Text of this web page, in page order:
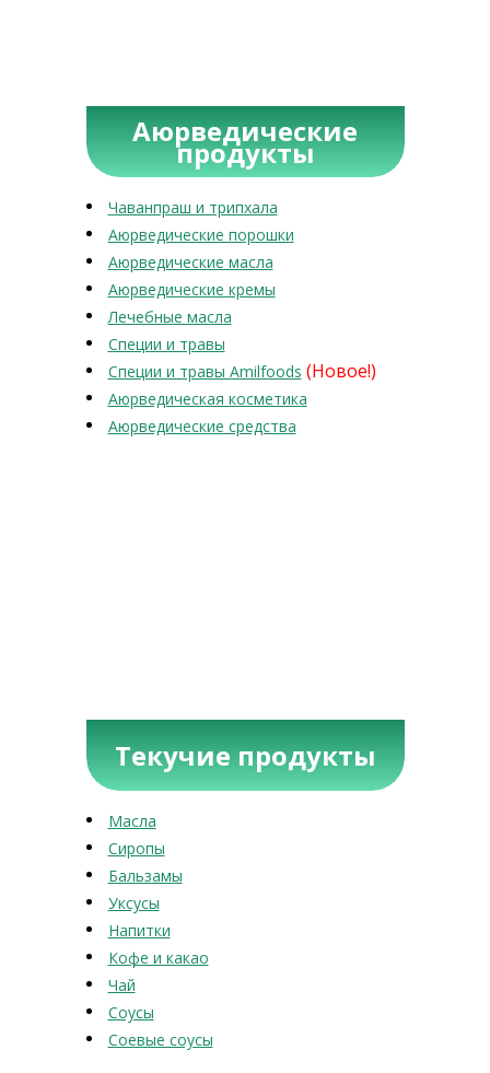
Аюрведические
продукты
Чаванпраш и трипхала
Аюрведические порошки
Аюрведические масла
Аюрведические кремы
Лечебные масла
Специи и травы
Специи и травы Amilfoods (Новое!)
Аюрведическая косметика
Аюрведические средства
Текучие продукты
Масла
Сиропы
Бальзамы
Уксусы
Напитки
Кофе и какао
Чай
Соусы
Соевые соусы